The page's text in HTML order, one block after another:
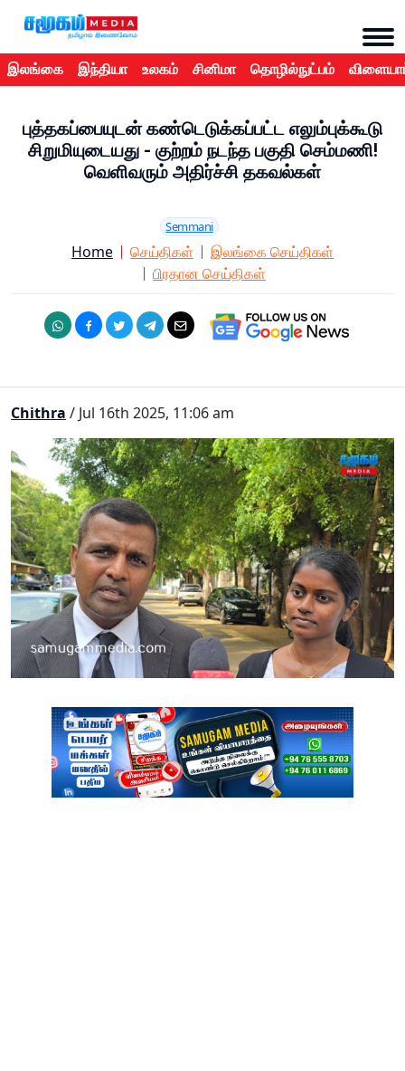
இலங்கை இந்தியா உலகம் சினிமா தொழில்நுட்பம்
புத்தகப்பையுடன் கண்டெடுக்கப்பட்ட எலும்புக்கூடு
சிறுமியுடையது - குற்றம் நடந்த பகுதி செம்மணி!
வெளிவரும் அதிர்ச்சி தகவல்கள்
Semmani
Home செய்திகள்
இலங்கை செய்திகள்
பிரதான செய்திகள்
Chithra / Jul 16th 2025, 11:06 am